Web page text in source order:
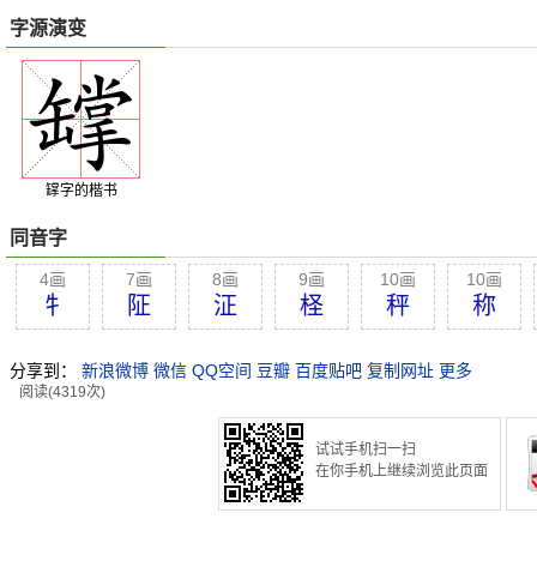
字源演变
罉字的楷书
同音字
4画
牜
7画
阷
8画
泟
9画
柽
10画
秤
10画
称
分享到： 新浪微博 微信 QQ空间 豆瓣 百度贴吧 复制网址 更多
阅读(4319次)
试试手机扫一扫
在你手机上继续浏览此页面